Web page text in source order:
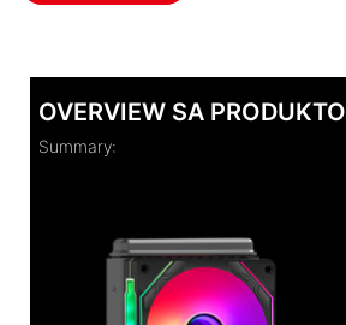
OVERVIEW SA PRODUKTO
Summary: